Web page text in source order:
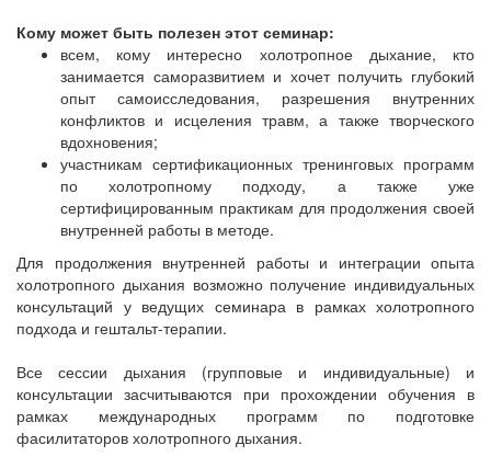
Кому может быть полезен этот семинар:
всем, кому интересно холотропное дыхание, кто
занимается саморазвитием и хочет получить глубокий
опыт самоисследования, разрешения внутренних
конфликтов и исцеления травм, а также творческого
вдохновения;
участникам сертификационных тренинговых программ
по холотропному подходу, а также уже
сертифицированным практикам для продолжения своей
внутренней работы в методе.
Для продолжения внутренней работы и интеграции опыта
холотропного дыхания возможно получение индивидуальных
консультаций у ведущих семинара в рамках холотропного
подхода и гештальт-терапии.
Все сессии дыхания (групповые и индивидуальные) и
консультации засчитываются при прохождении обучения в
рамках международных программ по подготовке
фасилитаторов холотропного дыхания.